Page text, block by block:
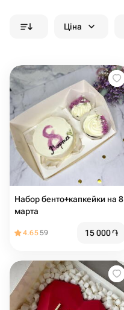
Ціна
Набор бенто+капкейки на 8
марта
4.6559 15 000֏